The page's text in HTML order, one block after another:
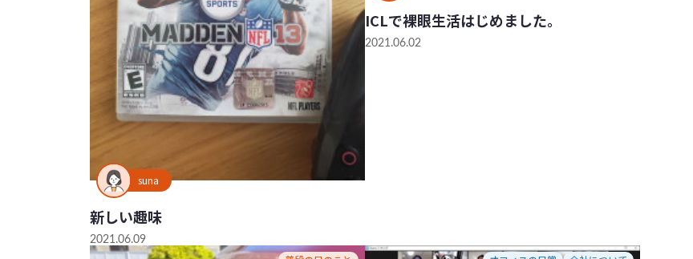
suna
新しい趣味
2021.06.09
ICLで裸眼生活はじめました。
2021.06.02